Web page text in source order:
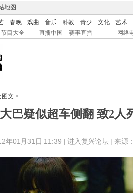
地图
春晚 戏曲 音乐 科教 青少 文化
艺术
节目大全 直播中国 赛事直播 网络
图文 >
巴疑似超车侧翻 致2人
年01月31日 11:39 | 进入复兴论坛| 来源